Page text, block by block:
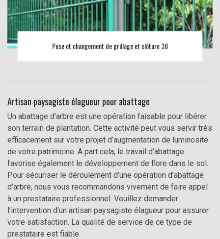
Pose et changement de grillage et clôture 38
Artisan paysagiste élagueur pour abattage
Un abattage d’arbre est une opération faisable pour libérer
son terrain de plantation. Cette activité peut vous servir très
efficacement sur votre projet d’augmentation de luminosité
de votre patrimoine. A part cela, le travail d’abattage
favorise également le développement de flore dans le sol.
Pour sécuriser le déroulement d’une opération d’abattage
d’arbre, nous vous recommandons vivement de faire appel
à un prestataire professionnel. Veuillez demander
l’intervention d’un artisan paysagiste élagueur pour assurer
votre satisfaction. La qualité de service de ce type de
prestataire est fiable.